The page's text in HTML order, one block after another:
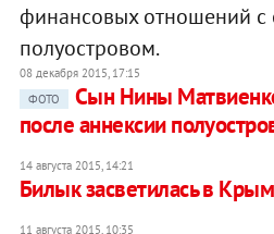
финансовых отношений
полуостровом.
08 декабря 2015, 17:15
ФОТО
Сын Нины
после аннексии
14 августа 2015, 14:21
Билык засветилась в
11 августа 2015, 10:35